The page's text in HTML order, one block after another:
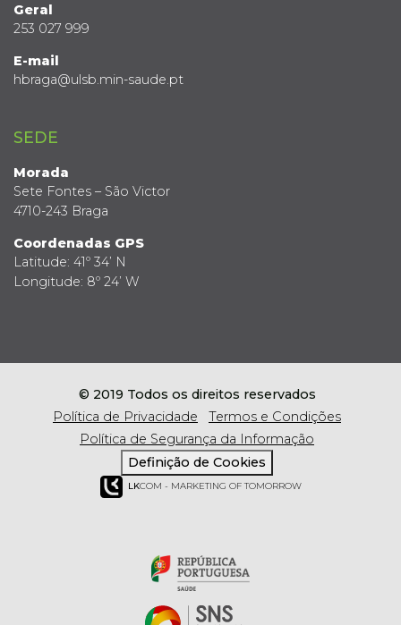
Geral
253 027 999
E-mail
hbraga@ulsb.min-saude.pt
SEDE
Morada
Sete Fontes – São Victor
4710-243 Braga
Coordenadas GPS
Latitude: 41º 34’ N
Longitude: 8º 24’ W
© 2019 Todos os direitos reservados
Política de Privacidade
Termos e Condições
Política de Segurança da Informação
Definição de Cookies
LKCOM - MARKETING OF TOMORROW